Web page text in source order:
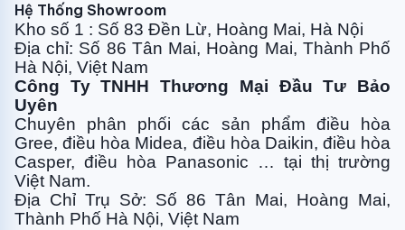
Hệ Thống Showroom
Kho số 1 : Số 83 Đền Lừ, Hoàng Mai, Hà Nội
Địa chỉ: Số 86 Tân Mai, Hoàng Mai, Thành Phố
Hà Nội, Việt Nam
Công Ty TNHH Thương Mại Đầu Tư Bảo
Uyên
Chuyên phân phối các sản phẩm điều hòa
Gree, điều hòa Midea, điều hòa Daikin, điều hòa
Casper, điều hòa Panasonic … tại thị trường
Việt Nam.
Địa Chỉ Trụ Sở: Số 86 Tân Mai, Hoàng Mai,
Thành Phố Hà Nội, Việt Nam